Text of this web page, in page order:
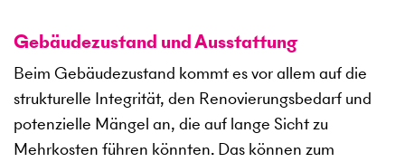
Gebäudezustand und Ausstattung
Beim Gebäudezustand kommt es vor allem auf die
strukturelle Integrität, den Renovierungsbedarf und
potenzielle Mängel an, die auf lange Sicht zu
Mehrkosten führen könnten. Das können zum